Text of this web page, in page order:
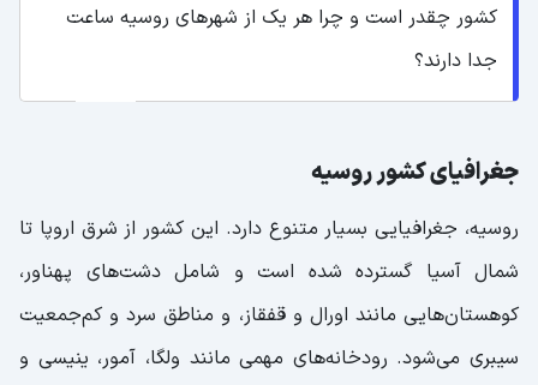
کشور چقدر است و چرا هر یک از شهرهای روسیه ساعت
جدا دارند؟
جغرافیای کشور روسیه
روسیه، جغرافیایی بسیار متنوع دارد. این کشور از شرق اروپا تا
شمال آسیا گسترده شده است و شامل دشت‌های پهناور،
کوهستان‌هایی مانند اورال و قفقاز، و مناطق سرد و کم‌جمعیت
سیبری می‌شود. رودخانه‌های مهمی مانند ولگا، آمور، ینیسی و